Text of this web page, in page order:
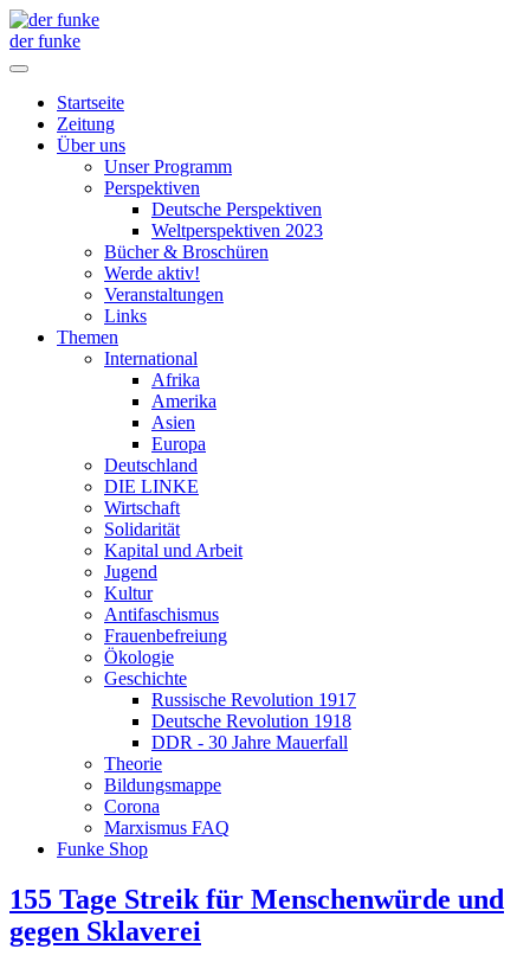
der funke
Startseite
Zeitung
Über uns
Unser Programm
Perspektiven
Deutsche Perspektiven
Weltperspektiven 2023
Bücher & Broschüren
Werde aktiv!
Veranstaltungen
Links
Themen
International
Afrika
Amerika
Asien
Europa
Deutschland
DIE LINKE
Wirtschaft
Solidarität
Kapital und Arbeit
Jugend
Kultur
Antifaschismus
Frauenbefreiung
Ökologie
Geschichte
Russische Revolution 1917
Deutsche Revolution 1918
DDR - 30 Jahre Mauerfall
Theorie
Bildungsmappe
Corona
Marxismus FAQ
Funke Shop
155 Tage Streik für Menschenwürde und
gegen Sklaverei